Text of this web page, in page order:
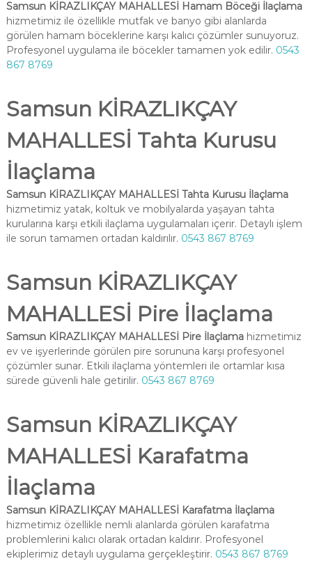
Samsun KİRAZLIKÇAY MAHALLESİ Hamam Böceği İlaçlama
hizmetimiz ile özellikle mutfak ve banyo gibi alanlarda
görülen hamam böceklerine karşı kalıcı çözümler sunuyoruz.
Profesyonel uygulama ile böcekler tamamen yok edilir. 0543
867 8769
Samsun KİRAZLIKÇAY
MAHALLESİ Tahta Kurusu
İlaçlama
Samsun KİRAZLIKÇAY MAHALLESİ Tahta Kurusu İlaçlama
hizmetimiz yatak, koltuk ve mobilyalarda yaşayan tahta
kurularına karşı etkili ilaçlama uygulamaları içerir. Detaylı işlem
ile sorun tamamen ortadan kaldırılır. 0543 867 8769
Samsun KİRAZLIKÇAY
MAHALLESİ Pire İlaçlama
Samsun KİRAZLIKÇAY MAHALLESİ Pire İlaçlamahizmetimiz
ev ve işyerlerinde görülen pire sorununa karşı profesyonel
çözümler sunar. Etkili ilaçlama yöntemleri ile ortamlar kısa
sürede güvenli hale getirilir. 0543 867 8769
Samsun KİRAZLIKÇAY
MAHALLESİ Karafatma
İlaçlama
Samsun KİRAZLIKÇAY MAHALLESİ Karafatma İlaçlama
hizmetimiz özellikle nemli alanlarda görülen karafatma
problemlerini kalıcı olarak ortadan kaldırır. Profesyonel
ekiplerimiz detaylı uygulama gerçekleştirir. 0543 867 8769